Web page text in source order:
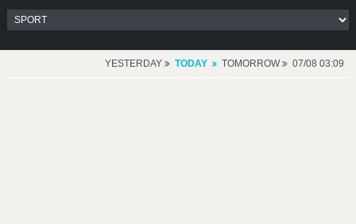
YESTERDAY TODAY TOMORROW 07/08 03:09